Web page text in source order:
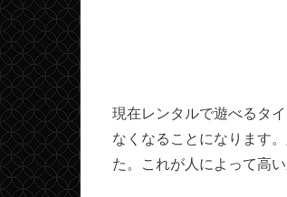
現在レンタルで遊べるタ
なくなることになります
た。これが人によって高